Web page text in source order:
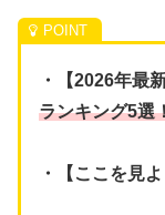
・【2026年最新
ランキング5選
・【ここを見よ